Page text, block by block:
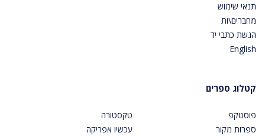
תנאי שימוש
מחברים\ות
הגשת כתבי יד
English
קטלוג ספרים
פוסטקפ
ספרות מקור
טקסטורה
עכשיו אפריקה